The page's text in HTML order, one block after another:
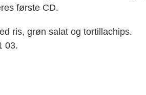
første CD.
ris, grøn salat og tortillachips.
03.